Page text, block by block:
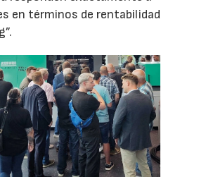
en términos de rentabilidad